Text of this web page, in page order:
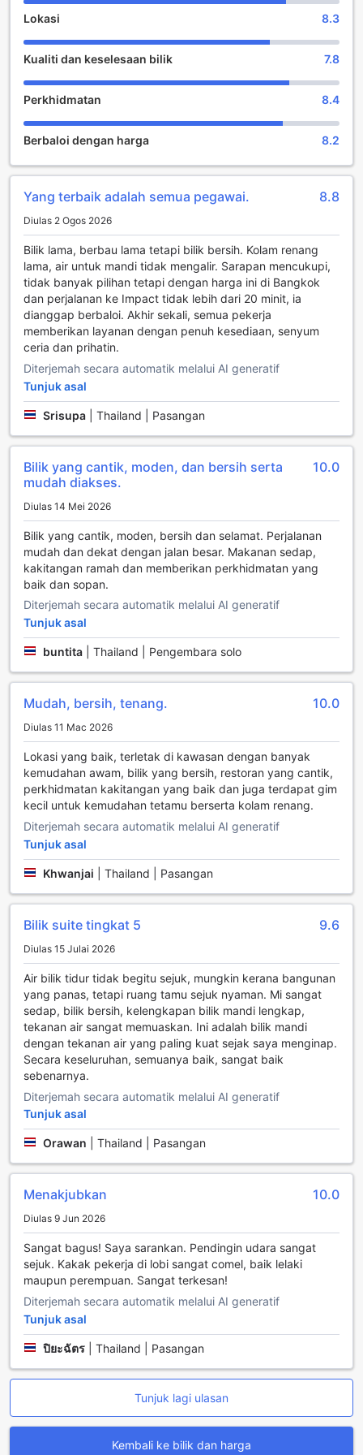
tekanan. Nikmati segala kemudahan dan layanan yang
istimewa di Mida Hotel Ngamwongwan!
Kemudahan Hiburan di Mida Hotel Ngamwongwan
Di Mida Hotel Ngamwongwan, pengalaman penginapan
anda tidak hanya terhad kepada bilik yang selesa dan
layanan mesra. Hotel ini menawarkan kemudahan hiburan
yang menarik, termasuk bar yang moden dan bergaya. Bar
selepas seharian menjelajah Nonthaburi. Dengan suasana
yang menyenangkan dan pencahayaan yang lembut, anda
boleh menikmati pelbagai pilihan minuman, dari koktel
yang menyegarkan hingga ke wain yang berkualiti tinggi.
Selain itu, bar ini juga sering mengadakan acara khas dan
pertunjukan langsung yang menambah suasana meriah.
Anda boleh berinteraksi dengan pengunjung lain sambil
menikmati muzik yang menghiburkan, menjadikan setiap
malam di Mida Hotel Ngamwongwan satu pengalaman
yang tidak dapat dilupakan. Dengan layanan bar yang
penuh perhatian dan suasana yang nyaman, setiap
kunjungan pasti akan meninggalkan kenangan manis.
Kemudahan Sukan di Mida Hotel Ngamwongwan
Mida Hotel Ngamwongwan menawarkan pelbagai
kemudahan sukan yang direka untuk memenuhi keperluan
semua pengunjung yang ingin kekal aktif semasa bercuti.
Salah satu tarikan utama adalah kolam renang dalaman
yang mengagumkan, di mana anda boleh berenang
menghiraukan cuaca luar. Bagi mereka yang lebih
menyukai aktiviti luar, kolam renang luar yang luas juga
tersedia, memberikan peluang untuk bersantai di bawah
sinar matahari sambil menikmati pemandangan indah
sekitar hotel.
Bagi pencinta golf, Mida Hotel Ngamwongwan juga
menyediakan padang golf di lokasi yang membolehkan
anda mengasah kemahiran golf anda tanpa perlu pergi
jauh. Selain itu, pusat kecergasan yang dibuka 24 jam
memberi anda fleksibiliti untuk bersenam pada bila-bila
masa yang sesuai dengan jadual anda. Dengan
menikmati pelbagai peralatan moden untuk memastikan
latihan anda tetap berkesan dan menyeronokkan. Semua
kemudahan ini menjadikan Mida Hotel Ngamwongwan
pilihan ideal bagi mereka yang ingin menggabungkan
percutian dengan gaya hidup sihat.
Kemudahan Praktikal di Mida Hotel Ngamwongwan
Mida Hotel Ngamwongwan menawarkan pelbagai
kemudahan praktikal yang direka untuk memastikan
penginapan anda selesa dan tanpa tekanan. Dengan
tentang pakaian kotor ketika bercuti. Selain itu,
perkhidmatan bilik tersedia untuk memudahkan anda
menikmati hidangan dan minuman kesukaan anda tanpa
perlu meninggalkan bilik. Untuk keselamatan barang
yang boleh diakses di dalam bilik, serta perkhidmatan
concierge yang sedia membantu dengan sebarang
keperluan atau pertanyaan yang anda ada.
Wi-Fi percuma disediakan di semua bilik dan kawasan
awam, membolehkan anda sentiasa terhubung dengan
keluarga dan rakan-rakan. Bagi mereka yang merokok,
terdapat kawasan merokok yang ditetapkan untuk
memastikan keselesaan semua tetamu. Tambahan pula,
perkhidmatan penyimpanan bagasi dan perkhidmatan
pembersihan harian memastikan semua keperluan anda
dipenuhi dengan baik. Dengan suasana yang nyaman
termasuk perapian yang menambah kehangatan, Mida
pengembara yang menghargai kemudahan dan
keselesaan.
Kemudahan Pengangkutan di Mida Hotel Ngamwongwan
Mida Hotel Ngamwongwan menawarkan pelbagai
kemudahan pengangkutan yang direka untuk memastikan
para tetamu menikmati perjalanan yang lancar dan tanpa
tekanan. Dengan perkhidmatan pemindahan lapangan
terbang yang efisien, tetamu dapat dengan mudah tiba
dan berlepas dari hotel ini tanpa sebarang kesulitan.
Perkhidmatan ini memberikan kemudahan yang sangat
diperlukan bagi mereka yang ingin menjimatkan masa dan
tenaga, terutamanya selepas perjalanan panjang.
Selain itu, hotel ini juga menyediakan kemudahan tempat
letak kereta yang luas dan percuma, membolehkan tetamu
Lokasi 8.3
Kualiti dan keselesaan bilik 7.8
Perkhidmatan 8.4
Berbaloi dengan harga 8.2
Yang terbaik adalah semua pegawai. 8.8
Diulas 2 Ogos 2026
Bilik lama, berbau lama tetapi bilik bersih. Kolam renang
lama, air untuk mandi tidak mengalir. Sarapan mencukupi,
tidak banyak pilihan tetapi dengan harga ini di Bangkok
dan perjalanan ke Impact tidak lebih dari 20 minit, ia
dianggap berbaloi. Akhir sekali, semua pekerja
memberikan layanan dengan penuh kesediaan, senyum
ceria dan prihatin.
Diterjemah secara automatik melalui AI generatif
Tunjuk asal
Srisupa Thailand | Pasangan
Bilik yang cantik, moden, dan bersih serta
mudah diakses.
10.0
Diulas 14 Mei 2026
Bilik yang cantik, moden, bersih dan selamat. Perjalanan
mudah dan dekat dengan jalan besar. Makanan sedap,
kakitangan ramah dan memberikan perkhidmatan yang
baik dan sopan.
Diterjemah secara automatik melalui AI generatif
Tunjuk asal
buntita Thailand | Pengembara solo
Mudah, bersih, tenang. 10.0
Diulas 11 Mac 2026
Lokasi yang baik, terletak di kawasan dengan banyak
kemudahan awam, bilik yang bersih, restoran yang cantik,
perkhidmatan kakitangan yang baik dan juga terdapat gim
kecil untuk kemudahan tetamu berserta kolam renang.
Diterjemah secara automatik melalui AI generatif
Tunjuk asal
Khwanjai Thailand | Pasangan
Bilik suite tingkat 5 9.6
Diulas 15 Julai 2026
Air bilik tidur tidak begitu sejuk, mungkin kerana bangunan
yang panas, tetapi ruang tamu sejuk nyaman. Mi sangat
sedap, bilik bersih, kelengkapan bilik mandi lengkap,
tekanan air sangat memuaskan. Ini adalah bilik mandi
dengan tekanan air yang paling kuat sejak saya menginap.
Secara keseluruhan, semuanya baik, sangat baik
sebenarnya.
Diterjemah secara automatik melalui AI generatif
Tunjuk asal
Orawan Thailand | Pasangan
Menakjubkan 10.0
Diulas 9 Jun 2026
Sangat bagus! Saya sarankan. Pendingin udara sangat
sejuk. Kakak pekerja di lobi sangat comel, baik lelaki
maupun perempuan. Sangat terkesan!
Diterjemah secara automatik melalui AI generatif
Tunjuk asal
ปิยะฉัตร Thailand | Pasangan
Tunjuk lagi ulasan
Kembali ke bilik dan harga